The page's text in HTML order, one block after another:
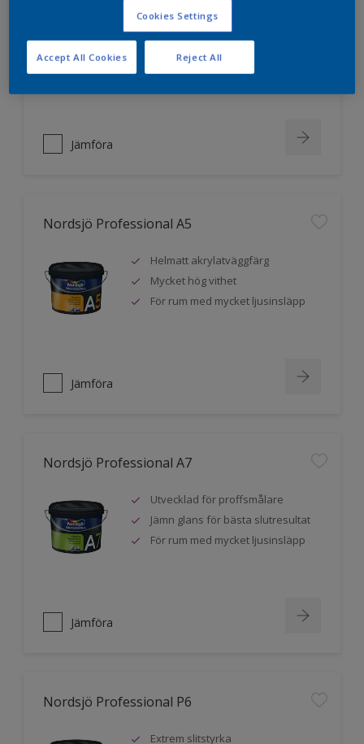
Mycket hög vithet
Extra hög täckförmåga
Utvecklad för proffsmålare
Jämföra
Nordsjö Professional A5
Helmatt akrylatväggfärg
Mycket hög vithet
För rum med mycket ljusinsläpp
Jämföra
Nordsjö Professional A7
Utvecklad för proffsmålare
Jämn glans för bästa slutresultat
För rum med mycket ljusinsläpp
Jämföra
Nordsjö Professional P6
Extrem slitstyrka
Cookies Settings
Reject All
Accept All Cookies